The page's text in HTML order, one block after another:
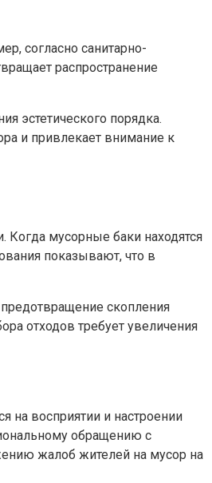
согласно санитарно-
распространение
эстетического порядка.
и привлекает внимание к
мусорные баки находятся
показывают, что в
скопления
отходов требует увеличения
на восприятии и настроении
обращению с
жалоб жителей на мусор на